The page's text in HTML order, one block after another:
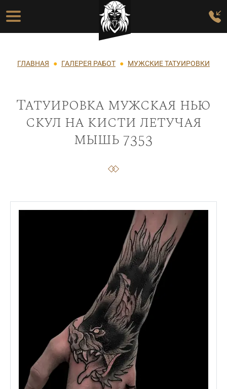
Перейти к основному содержанию
Основная навигация
Строка навигации
ГЛАВНАЯ ГАЛЕРЕЯ РАБОТ МУЖСКИЕ ТАТУИРОВКИ
Татуировка мужская нью
скул на кисти летучая
мышь 7353